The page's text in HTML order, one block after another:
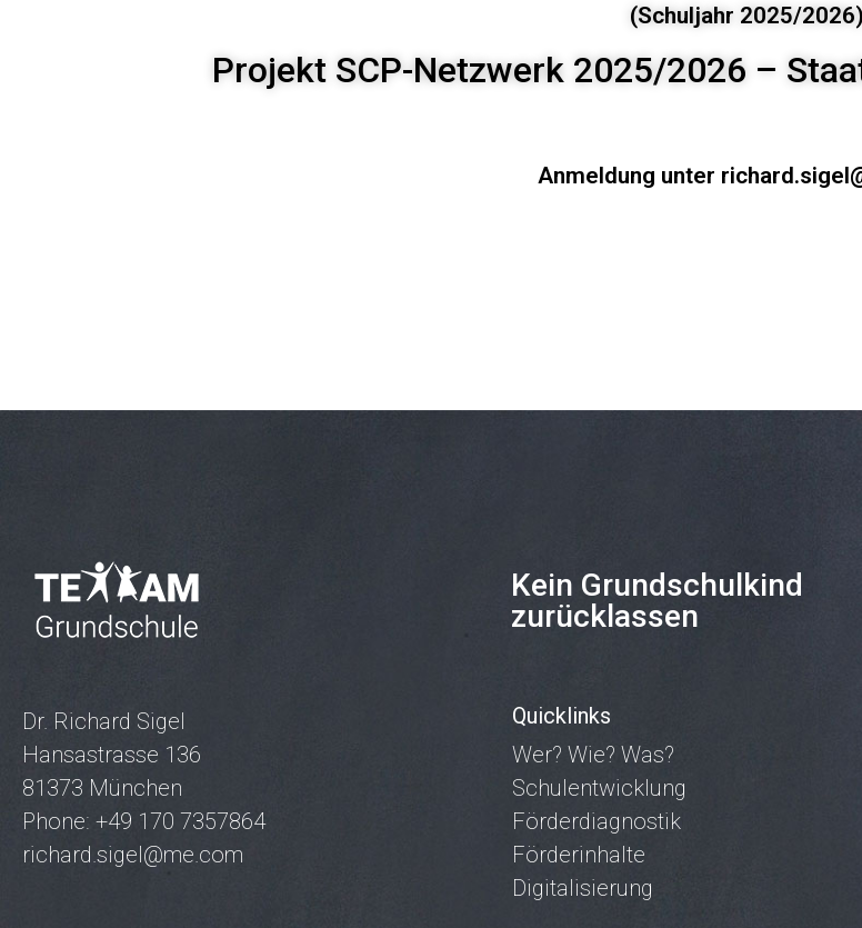
(Schuljahr 2025/2026)
Projekt SCP-Netzwerk 2025/2026 –
Anmeldung unter
Kein Grundschulkind
zurücklassen
Dr. Richard Sigel
Hansastrasse 136
81373 München
Phone: +49 170 7357864
richard.sigel@me.com
Quicklinks
Wer? Wie? Was?
Schulentwicklung
Förderdiagnostik
Förderinhalte
Digitalisierung